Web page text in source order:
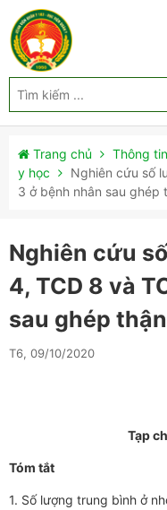
Trang chủ Thông
y học
Nghiên cứu số
3 ở bệnh nhân sau ghép
Nghiên cứu
4, TCD 8 và
sau ghép thận
T6, 09/10/2020
Tạp
Tóm tắt
1. Số lượng trung bình ở